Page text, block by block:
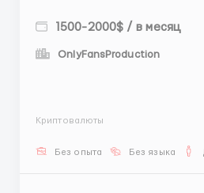
1500-2000$ / в месяц
OnlyFansProduction
Криптовалюты
Без опыта Без языка